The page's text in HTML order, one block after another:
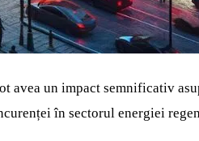
avea un impact semnificativ
în sectorul energiei